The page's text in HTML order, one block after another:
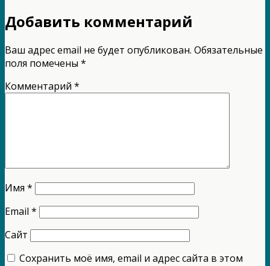
Добавить комментарий
Ваш адрес email не будет опубликован. Обязательные
поля помечены *
Комментарий *
Имя *
Email *
Сайт
Сохранить моё имя, email и адрес сайта в этом